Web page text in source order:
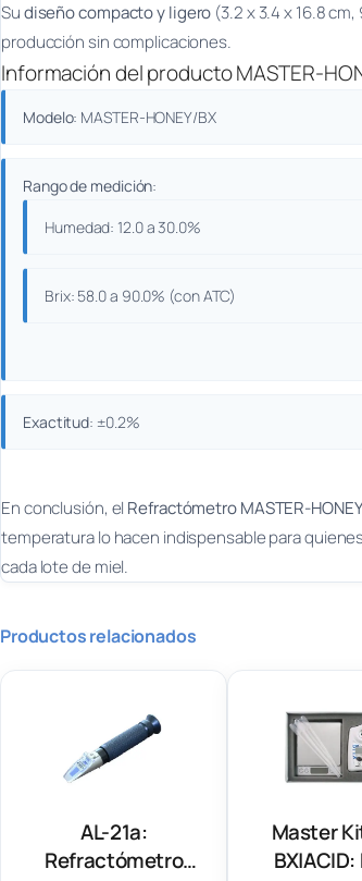
Sudiseño compacto y ligero (3.2 x 3.4 x 16.8
producción sin complicaciones.
Información del producto MASTER-
Modelo: MASTER-HONEY/BX
Rango de medición:
Humedad: 12.0 a 30.0%
Brix: 58.0 a 90.0% (con ATC)
Exactitud: ±0.2%
En conclusión, el Refractómetro MASTER-
temperatura lo hacen indispensable para
cada lote de miel.
Productos relacionados
AL-21a:
Refractómetro
Master